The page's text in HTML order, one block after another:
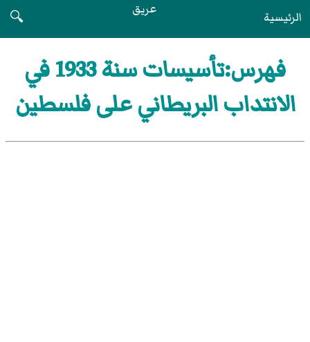
الرئيسية عريق
🔍
فهرس:تأسيسات سنة 1933 في
الانتداب البريطاني على فلسطين